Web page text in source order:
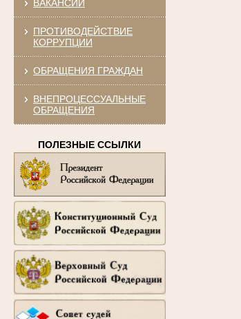
ВАКАНСИИ
ПРОТИВОДЕЙСТВИЕ
КОРРУПЦИИ
ОБРАЩЕНИЯ ГРАЖДАН
ВНЕПРОЦЕССУАЛЬНЫЕ
ОБРАЩЕНИЯ
ПОЛЕЗНЫЕ ССЫЛКИ